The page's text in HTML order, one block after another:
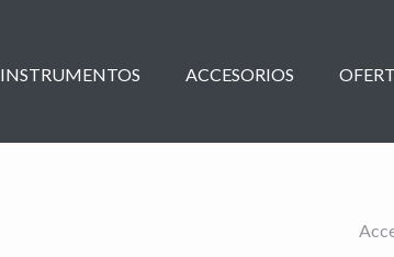
INSTRUMENTOS ACCESORIOS